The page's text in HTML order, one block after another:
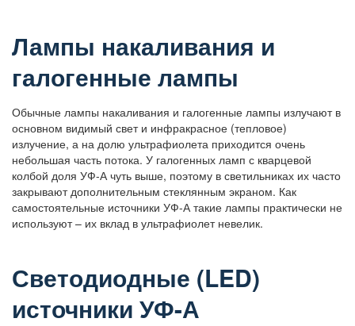
Лампы накаливания и
галогенные лампы
Обычные лампы накаливания и галогенные лампы излучают в
основном видимый свет и инфракрасное (тепловое)
излучение, а на долю ультрафиолета приходится очень
небольшая часть потока. У галогенных ламп с кварцевой
колбой доля УФ-А чуть выше, поэтому в светильниках их часто
закрывают дополнительным стеклянным экраном. Как
самостоятельные источники УФ-А такие лампы практически не
используют – их вклад в ультрафиолет невелик.
Светодиодные (LED)
источники УФ-А